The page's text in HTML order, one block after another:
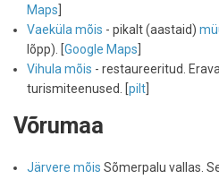
Maps
Vaeküla mõis - pikalt (aastaid)
lõpp). [Google Maps
Vihula mõis - restaureeritud.
turismiteenused. [pilt
Võrumaa
Järvere mõis Sõmerpalu vallas.